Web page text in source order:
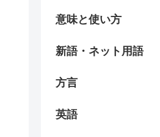
意味と使い方
新語・ネット用語
方言
英語